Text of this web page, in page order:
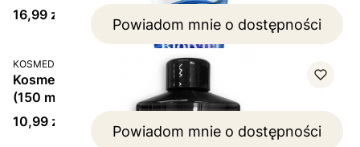
Cena
16,99 zł
Powiadom mnie o dostępności
PRODUCENT
KOSMED
Kosmed Nafta Kosmetyczna z kompleksem witamin
(150 ml)
Cena
10,99 zł
Powiadom mnie o dostępności